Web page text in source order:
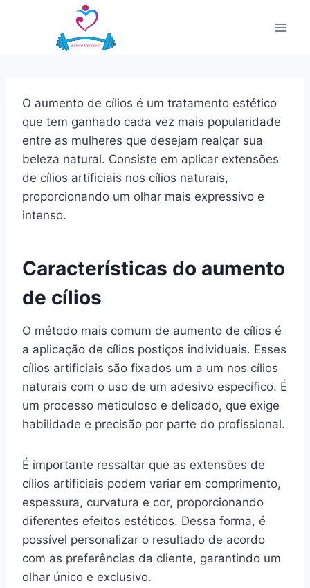
O aumento de cílios é um tratamento estético
que tem ganhado cada vez mais popularidade
entre as mulheres que desejam realçar sua
beleza natural. Consiste em aplicar extensões
de cílios artificiais nos cílios naturais,
proporcionando um olhar mais expressivo e
intenso.
Características do aumento
de cílios
O método mais comum de aumento de cílios é
a aplicação de cílios postiços individuais. Esses
cílios artificiais são fixados um a um nos cílios
naturais com o uso de um adesivo específico. É
um processo meticuloso e delicado, que exige
habilidade e precisão por parte do profissional.
É importante ressaltar que as extensões de
cílios artificiais podem variar em comprimento,
espessura, curvatura e cor, proporcionando
diferentes efeitos estéticos. Dessa forma, é
possível personalizar o resultado de acordo
com as preferências da cliente, garantindo um
olhar único e exclusivo.